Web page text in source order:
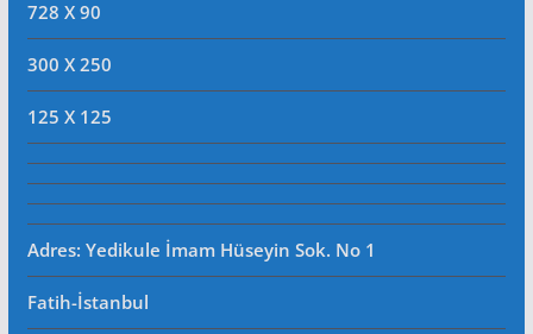
728 X 90
300 X 250
125 X 125
Adres: Yedikule İmam Hüseyin Sok. No 1
Fatih-İstanbul